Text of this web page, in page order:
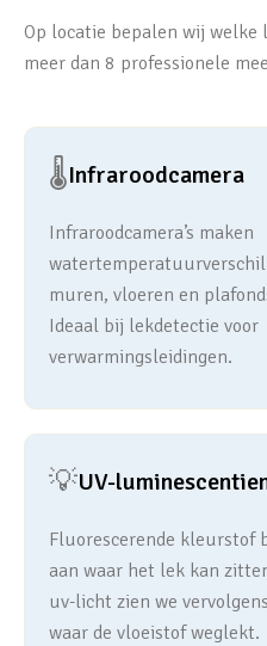
Op locatie bepalen wij welke
meer dan 8 professionele
🌡️Infraroodcamera
Infraroodcamera’s maken
muren, vloeren en
Ideaal bij lekdetectie voor
verwarmingsleidingen.
💡UV-
Fluorescerende kleurstof
aan waar het lek kan
uv-licht zien we
waar de vloeistof weglekt.